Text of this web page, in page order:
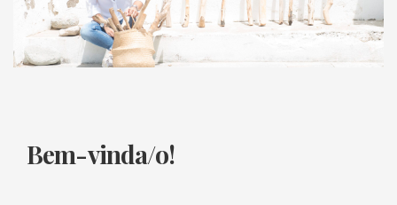
Bem-vinda/o!